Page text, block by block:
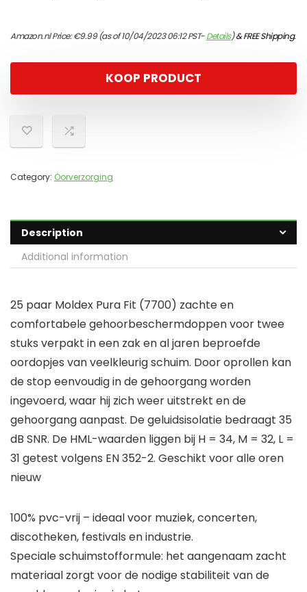
Amazon.nl Price:€9.99(as of 10/04/2023 06:12 PST-Details)&FREE Shipping.
KOOP PRODUCT
Category: Oorverzorging
Description
Additional information
25 paar Moldex Pura Fit (7700) zachte en
comfortabele gehoorbeschermdoppen voor twee
stuks verpakt in een zak en al jaren beproefde
oordopjes van veelkleurig schuim. Door oprollen kan
de stop eenvoudig in de gehoorgang worden
ingevoerd, waar hij zich weer uitstrekt en de
gehoorgang aanpast. De geluidsisolatie bedraagt 35
dB SNR. De HML-waarden liggen bij H = 34, M = 32, L =
31 getest volgens EN 352-2. Geschikt voor alle oren
nieuw
100% pvc-vrij – ideaal voor muziek, concerten,
discotheken, festivals en industrie.
Speciale schuimstofformule: het aangenaam zacht
materiaal zorgt voor de nodige stabiliteit van de